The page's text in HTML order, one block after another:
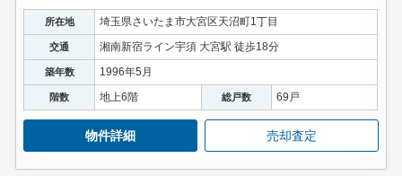
所在地 埼玉県さいたま市大宮区天沼町1丁目
交通 湘南新宿ライン宇須 大宮駅 徒歩18分
築年数 1996年5月
階数 地上6階 総戸数 69戸
物件詳細 売却査定